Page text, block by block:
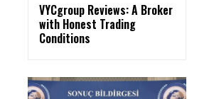
VYCgroup Reviews: A Broker
with Honest Trading
Conditions